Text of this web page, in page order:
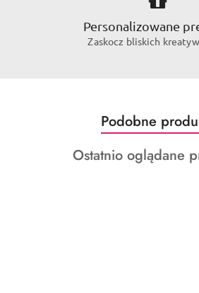
Personalizowane
Zaskocz bliskich
Pomiń karuzelę produktów
Produkty
o
statusie:
Podobne
Produkty
Ostatnio oglądane